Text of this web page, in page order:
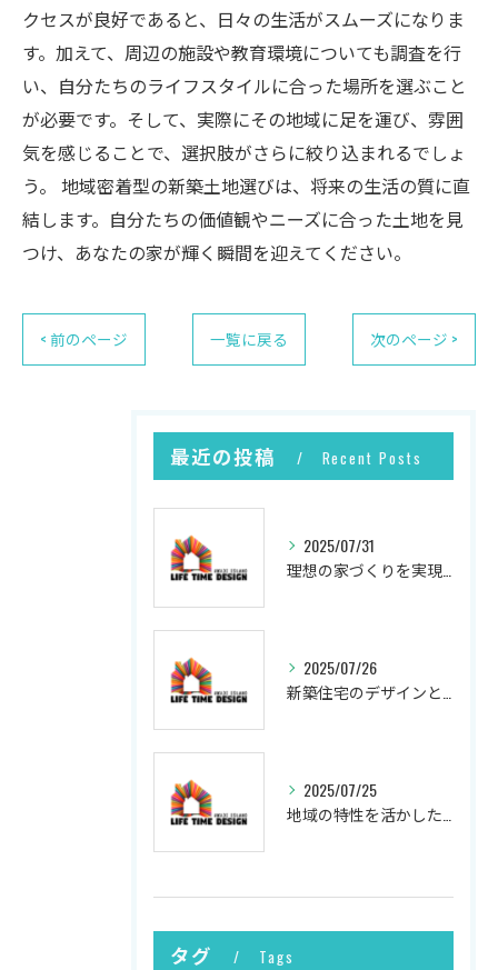
クセスが良好であると、日々の生活がスムーズになりま
す。加えて、周辺の施設や教育環境についても調査を行
い、自分たちのライフスタイルに合った場所を選ぶこと
が必要です。そして、実際にその地域に足を運び、雰囲
気を感じることで、選択肢がさらに絞り込まれるでしょ
う。 地域密着型の新築土地選びは、将来の生活の質に直
結します。自分たちの価値観やニーズに合った土地を見
つけ、あなたの家が輝く瞬間を迎えてください。
< 前のページ 一覧に戻る 次のページ >
最近の投稿 Recent Posts
2025/07/31
2025/07/26
2025/07/25
タグ Tags